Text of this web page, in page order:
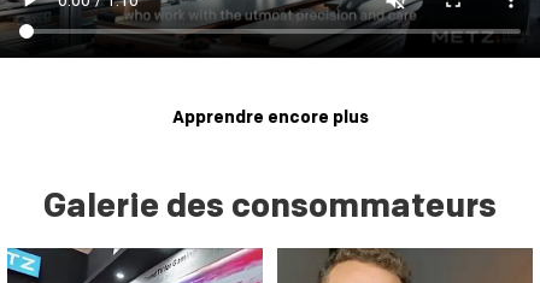
Apprendre encore plus
Galerie des consommateurs